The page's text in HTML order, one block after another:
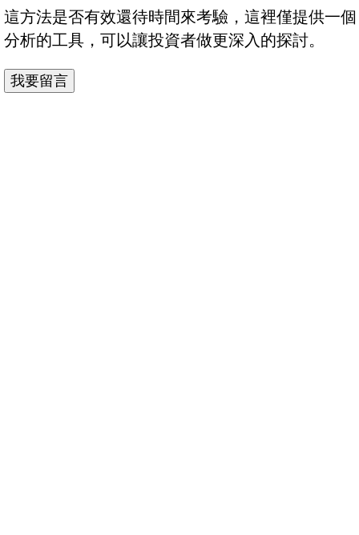
這方法是否有效還待時間來考驗，這裡僅提供一個
分析的工具，可以讓投資者做更深入的探討。